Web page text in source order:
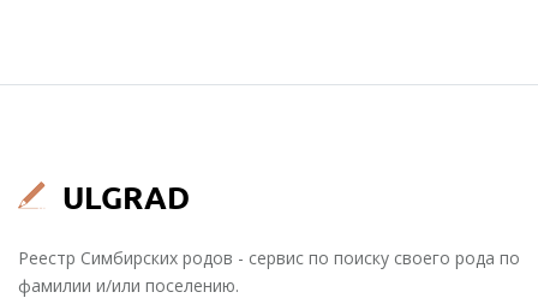
Реестр Симбирских родов - сервис по поиску своего рода по
фамилии и/или поселению.